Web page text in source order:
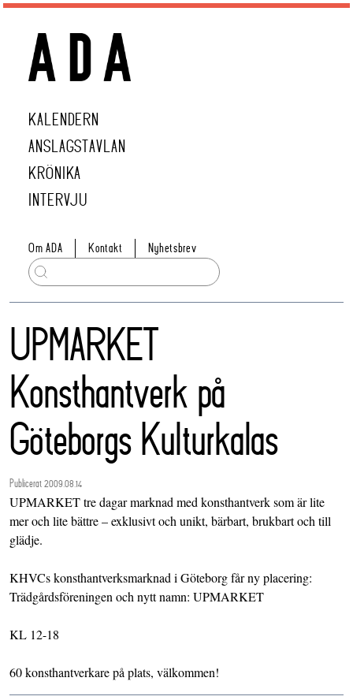
KALENDERN
ANSLAGSTAVLAN
KRÖNIKA
INTERVJU
Om ADA Kontakt Nyhetsbrev
UPMARKET
Konsthantverk på
Göteborgs Kulturkalas
Publicerat 2009.08.14
UPMARKET tre dagar marknad med konsthantverk som är lite
mer och lite bättre – exklusivt och unikt, bärbart, brukbart och till
glädje.
KHVCs konsthantverksmarknad i Göteborg får ny placering:
Trädgårdsföreningen och nytt namn: UPMARKET
KL 12-18
60 konsthantverkare på plats, välkommen!